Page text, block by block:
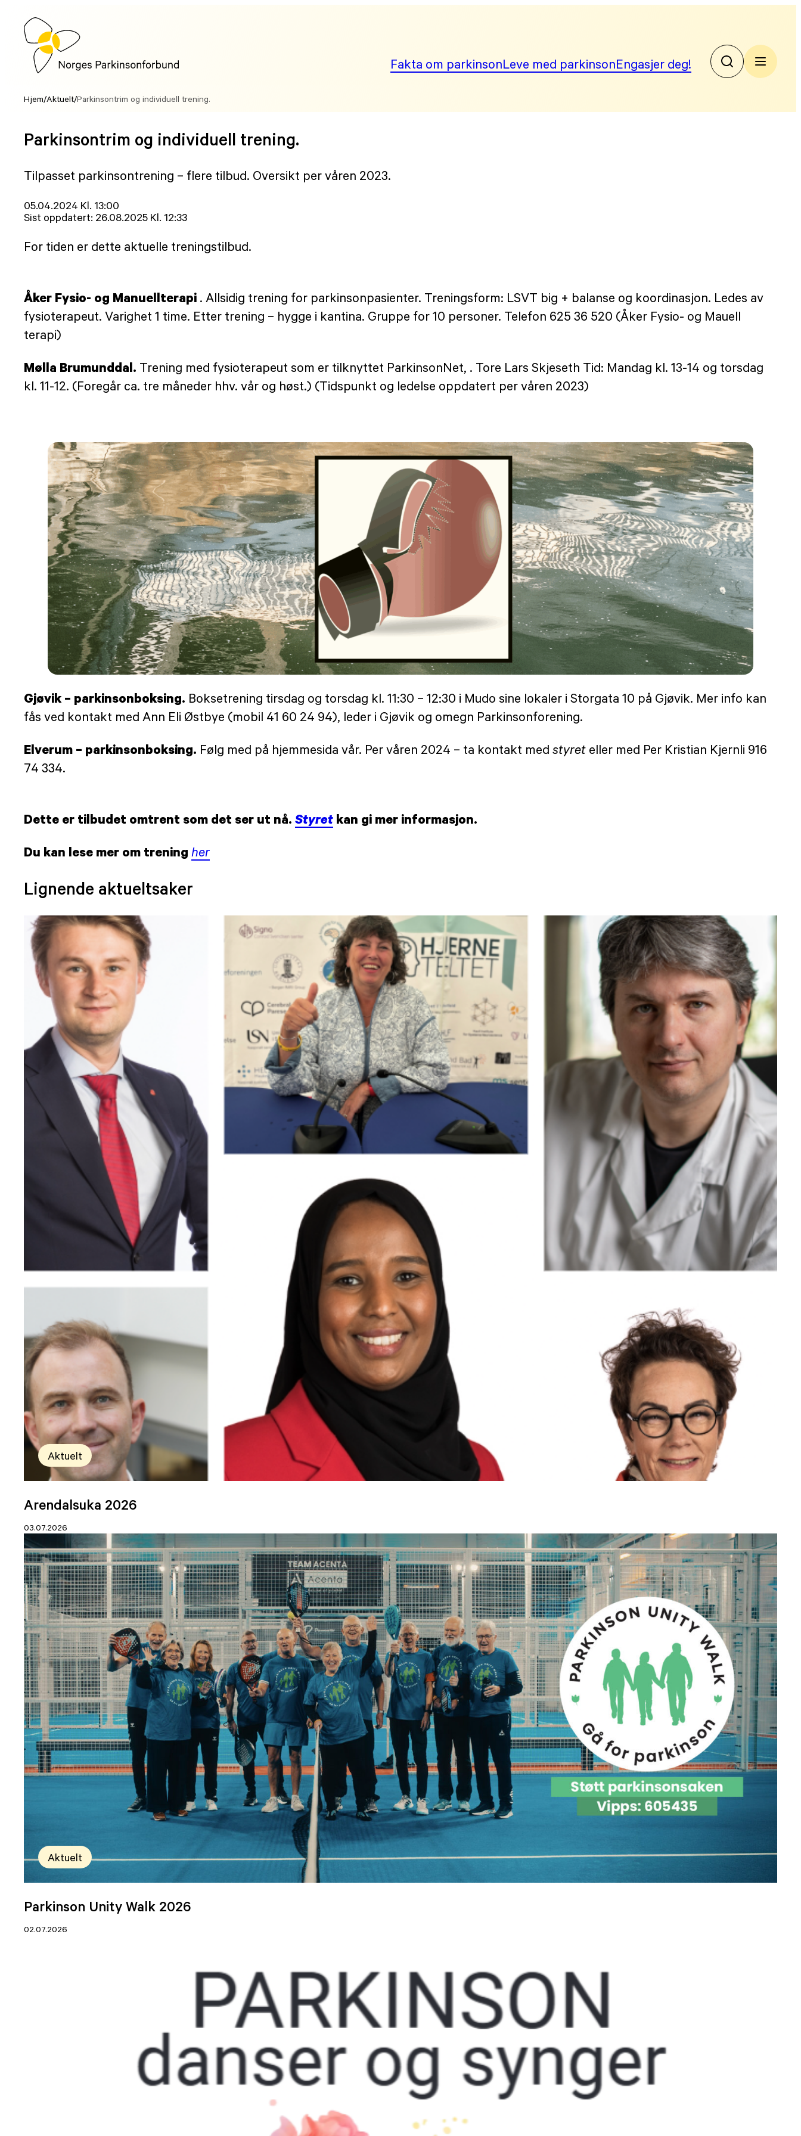
innhold
Fakta om parkinsonLeve med parkinsonEngasjer deg!
Hjem/Aktuelt/Parkinsontrim og individuell trening.
Parkinsontrim og individuell trening.
Tilpasset parkinsontrening – flere tilbud. Oversikt per våren 2023.
Lagt
ut
05.04.2024 Kl. 13:00
Sist oppdatert: 26.08.2025 Kl. 12:33
For tiden er dette aktuelle treningstilbud.
Åker Fysio- og Manuellterapi . Allsidig trening for parkinsonpasienter. Treningsform: LSVT big + balanse og koordinasjon. Ledes av
fysioterapeut. Varighet 1 time. Etter trening – hygge i kantina. Gruppe for 10 personer. Telefon 625 36 520 (Åker Fysio- og Mauell
terapi)
Mølla Brumunddal. Trening med fysioterapeut som er tilknyttet ParkinsonNet, . Tore Lars Skjeseth Tid: Mandag kl. 13-14 og torsdag
kl. 11-12. (Foregår ca. tre måneder hhv. vår og høst.) (Tidspunkt og ledelse oppdatert per våren 2023)
Gjøvik – parkinsonboksing. Boksetrening tirsdag og torsdag kl. 11:30 – 12:30 i Mudo sine lokaler i Storgata 10 på Gjøvik. Mer info kan
fås ved kontakt med Ann Eli Østbye (mobil 41 60 24 94), leder i Gjøvik og omegn Parkinsonforening.
Elverum – parkinsonboksing. Følg med på hjemmesida vår. Per våren 2024 – ta kontakt med styret eller med Per Kristian Kjernli 916
74 334.
Dette er tilbudet omtrent som det ser ut nå. Styret kan gi mer informasjon.
Du kan lese mer om trening her
Lignende aktueltsaker
Aktuelt
Arendalsuka 2026
03.07.2026
Aktuelt
Parkinson Unity Walk 2026
02.07.2026